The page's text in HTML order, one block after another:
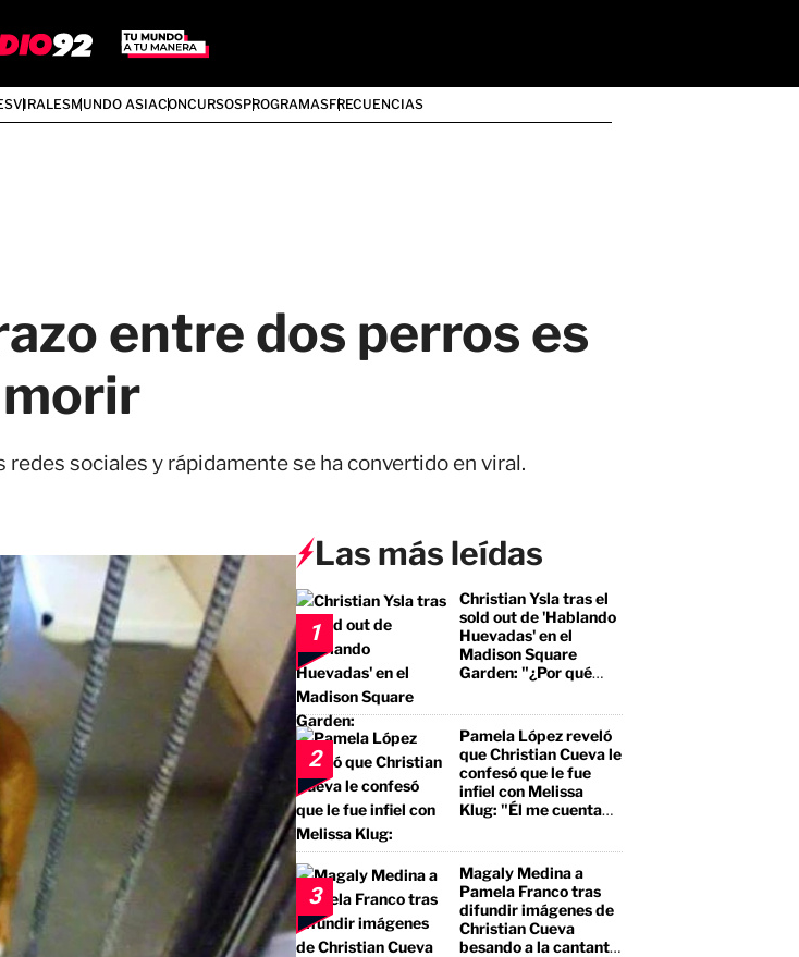
VIRALESMUNDO ASIACONCURSOSPROGRAMASFRECUENCIAS
entre dos perros es
sociales y rápidamente se ha convertido en viral.
Las más leídas
1
Christian Ysla tras el
sold out de 'Hablando
Huevadas' en el
Madison Square
Garden: "¿Por qué
2
Pamela López reveló
que Christian Cueva le
confesó que le fue
infiel con Melissa
Klug: "Él me cuenta
3
Magaly Medina a
Pamela Franco tras
difundir imágenes de
Christian Cueva
besando a la cantante: